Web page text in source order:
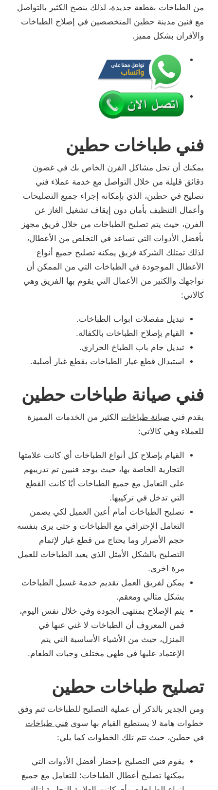
من الطباخات بقطعة جديدة، لذلك ينصح الكثير بالتواصل
مع فنين مدينة حطين المتخصصين في إصلاح الطباخات
والأفران بشكل مميز.
فني طباخات حطين
يمكنك أن تحل مشاكل الفرن الخاص بك في غضون
دقائق قليلة من خلال التواصل مع خدمة عملاء فني
تصليح في حطين، الذي بإمكانه إجراء جميع التصليحات
وأعمال التنظيف بأمان دون إيقاف تشغيل الغاز عن
الفرن، حيث يتم تصليح الطباخات من خلال فريق مجهز
بأفضل الأدوات التي تساعد في التخلص من الأعطال،
لذلك تمتلك الشركة فريق يمكنه تصليح جميع أنواع
الأعطال الموجودة في الطباخات التي من الممكن أن
تواجهك والكثير من الأعمال التي يقوم بها الفريق وهي
كالاتي:
تبديل مفصلات ابواب الطباخات.
القيام بإصلاح الطباخات بالكفالة.
تبديل جام باب الطباخ الحراري.
استبدال قطع غيار الطباخات بقطع غيار أصلية.
فني صيانة طباخات حطين
يقدم فني صيانة طباخات الكثير من الخدمات المميزة
للعملاء وهي كالاتي:
القيام بإصلاح كل أنواع الطباخات أي كانت علامتها
التجارية الخاصة بها، حيث يوجد فنيين تم تدريبهم
على التعامل مع جميع الطباخات أيًا كانت القطع
التي تدخل في تركيبها.
تصليح الطباخات أمام أعين العميل لكي يضمن
التعامل الإحترافي مع الطباخات و حتى يرى بنفسه
حجم الأضرار وما يحتاج من قطع غيار لإتمام
التصليح بالشكل الأمثل الذي يعيد الطباخات للعمل
مرة اخرى.
يمكن لفريق العمل تقديم خدمة غسيل الطباخات
بشكل مثالي ومعقم.
يتم الإصلاح بمنتهى الجودة وفي خلال نفس اليوم،
فمن المعروف أن الطباخات لا غني عنها في
المنزل، حيث من الأشياء الأساسية التي يتم
الإعتماد عليها في طهي مختلف وجبات الطعام.
تصليح طباخات حطين
ومن الجدير بالذكر أن عملية التصليح للطباخات تتم وفق
خطوات هامة لا يستطيع القيام بها سوى فني طباخات
في حطين، حيث تتم تلك الخطوات كما يلي:
يقوم فني التصليح بإحضار أفضل الأدوات التي
يمكنها تصليح أعطال الطباخات؛ للتعامل مع جميع